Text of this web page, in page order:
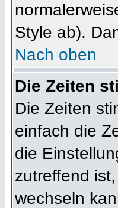
Style ab).
Nach oben
Die Zeiten
Die Zeiten
einfach die
die
zutreffend
wechseln